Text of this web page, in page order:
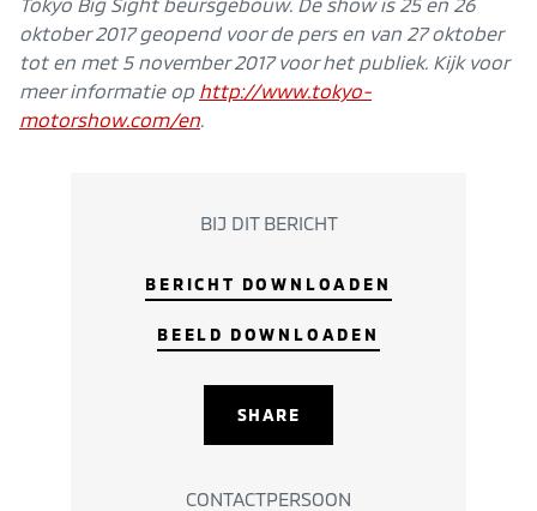
oktober 2017 geopend voor de pers en van 27 oktober
tot en met 5 november 2017 voor het publiek. Kijk voor
meer informatie op http://www.tokyo-
motorshow.com/en.
BIJ DIT BERICHT
BERICHT DOWNLOADEN
BEELD DOWNLOADEN
SHARE
CONTACTPERSOON